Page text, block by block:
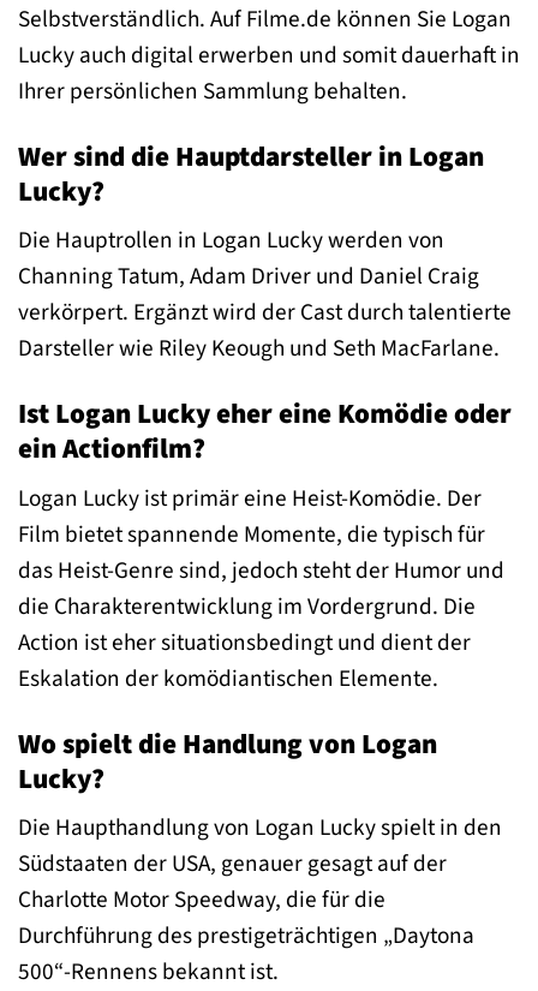
Selbstverständlich. Auf Filme.de können Sie Logan
Lucky auch digital erwerben und somit dauerhaft in
Ihrer persönlichen Sammlung behalten.
Wer sind die Hauptdarsteller in Logan
Lucky?
Die Hauptrollen in Logan Lucky werden von
Channing Tatum, Adam Driver und Daniel Craig
verkörpert. Ergänzt wird der Cast durch talentierte
Darsteller wie Riley Keough und Seth MacFarlane.
Ist Logan Lucky eher eine Komödie oder
ein Actionfilm?
Logan Lucky ist primär eine Heist-Komödie. Der
Film bietet spannende Momente, die typisch für
das Heist-Genre sind, jedoch steht der Humor und
die Charakterentwicklung im Vordergrund. Die
Action ist eher situationsbedingt und dient der
Eskalation der komödiantischen Elemente.
Wo spielt die Handlung von Logan
Lucky?
Die Haupthandlung von Logan Lucky spielt in den
Südstaaten der USA, genauer gesagt auf der
Charlotte Motor Speedway, die für die
Durchführung des prestigeträchtigen „Daytona
500“-Rennens bekannt ist.